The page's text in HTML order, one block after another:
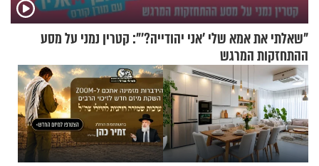
"שאלתי את אמא שלי 'אני יהודייה?'": קטרין נמני על מסע
ההתחזקות המרגש